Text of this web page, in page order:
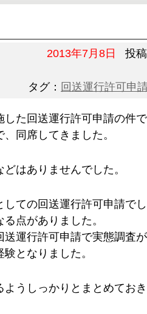
2013年7月8日 投
タグ： 回送運行許可申
した回送運行許可申請の件
同席してきました。
はありませんでした。
しての回送運行許可申請で
点がありました。
送運行許可申請で実態調査
となりました。
ようしっかりとまとめてお